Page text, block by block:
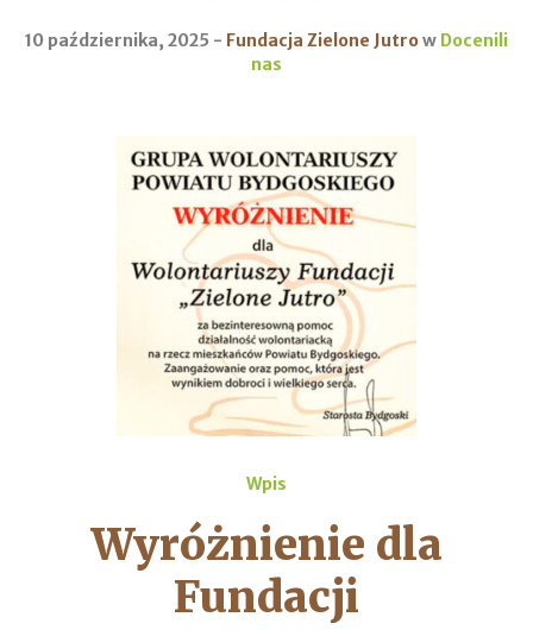
10 października, 2025 Fundacja Zielone Jutrow Docenili
nas
Wpis
Wyróżnienie dla
Fundacji